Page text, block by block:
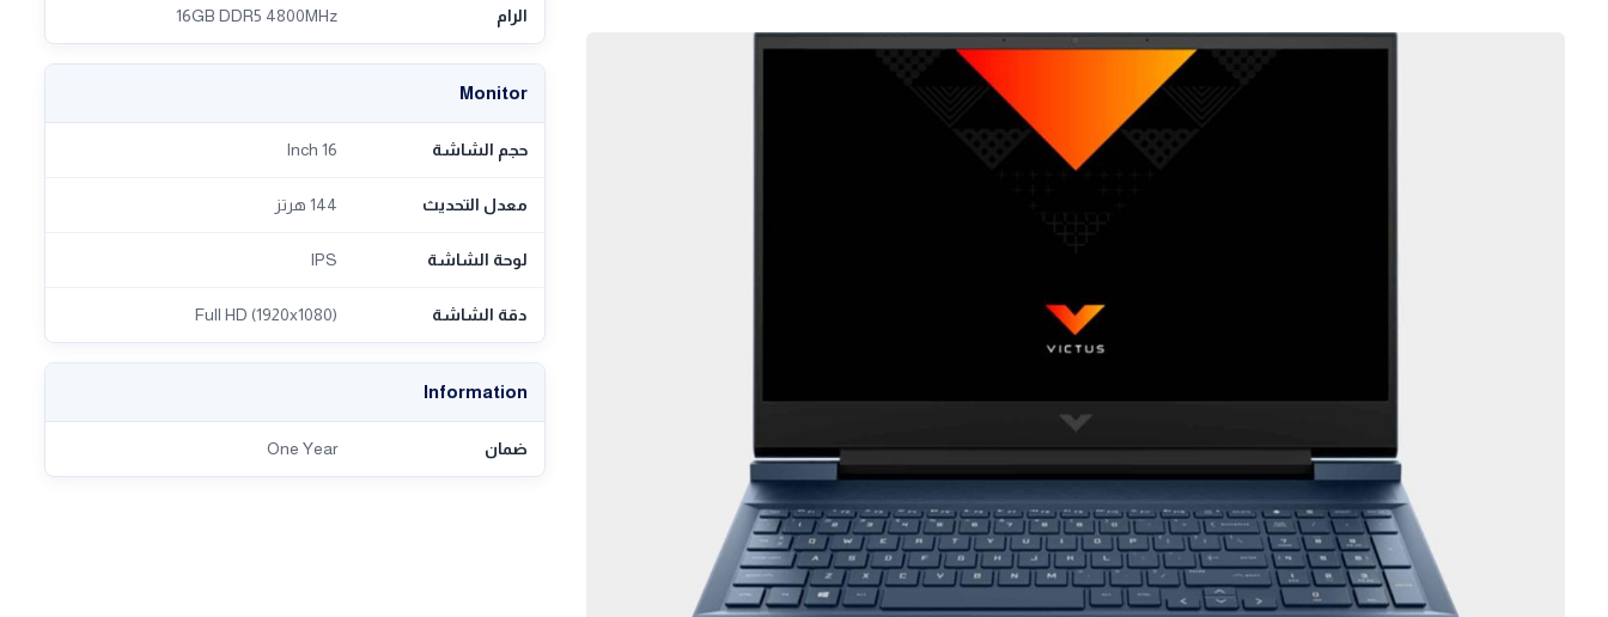
الرام 16GB DDR5 4800MHz
Monitor
حجم الشاشة 16 Inch
معدل التحديث 144 هرتز
لوحة الشاشة IPS
دقة الشاشة Full HD (1920x1080)
Information
ضمان One Year